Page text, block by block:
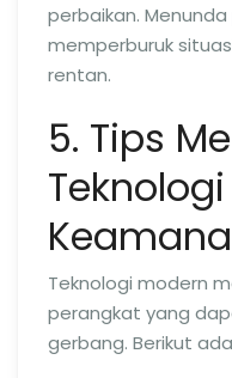
perbaikan.
memperburuk
rentan.
5. Tips
Teknologi modern
perangkat yang
gerbang. Berikut